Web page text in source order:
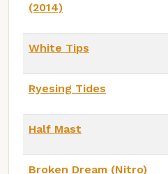
(2014)
White Tips
Ryesing Tides
Half Mast
Broken Dream (Nitro)